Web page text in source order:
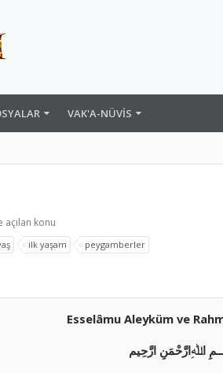
VAK'A-NÜVIS
konu
ilk yaşam peygamberler
Esselâmu Aleyküm ve
اﷲِارَّحْمَنِ ارَّحِيم